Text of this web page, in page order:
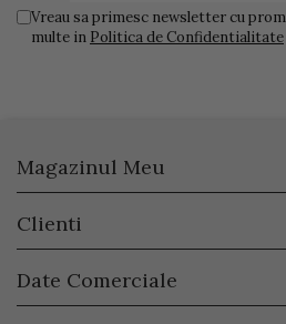
Vreau sa primesc newsletter cu
multe in Politica de Confidentialitate
Magazinul Meu
Clienti
Date Comerciale